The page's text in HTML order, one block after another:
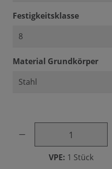
Festigkeitsklasse
Material Grundkörper
Produkt Anzahl: Gib den
VPE: 1 Stück